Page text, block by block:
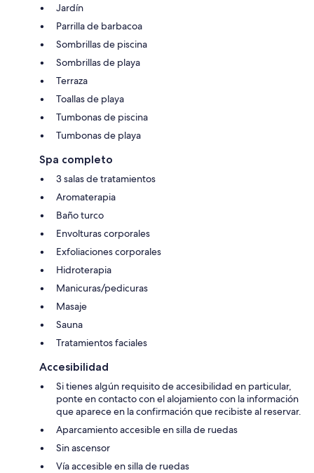
Jardín
Parrilla de barbacoa
Sombrillas de piscina
Sombrillas de playa
Terraza
Toallas de playa
Tumbonas de piscina
Tumbonas de playa
Spa completo
3 salas de tratamientos
Aromaterapia
Baño turco
Envolturas corporales
Exfoliaciones corporales
Hidroterapia
Manicuras/pedicuras
Masaje
Sauna
Tratamientos faciales
Accesibilidad
Si tienes algún requisito de accesibilidad en particular,
ponte en contacto con el alojamiento con la información
que aparece en la confirmación que recibiste al reservar.
Aparcamiento accesible en silla de ruedas
Sin ascensor
Vía accesible en silla de ruedas